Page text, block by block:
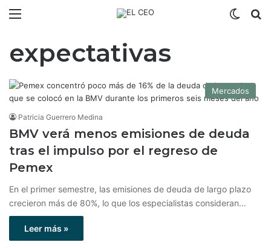
expectativas
Mercados
Patricia Guerrero Medina
BMV verá menos emisiones de deuda
tras el impulso por el regreso de
Pemex
En el primer semestre, las emisiones de deuda de largo plazo
crecieron más de 80%, lo que los especialistas consideran…
Leer más »